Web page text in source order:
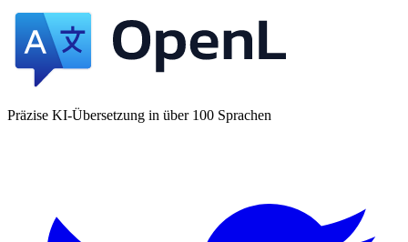
Präzise KI-Übersetzung in über 100 Sprachen